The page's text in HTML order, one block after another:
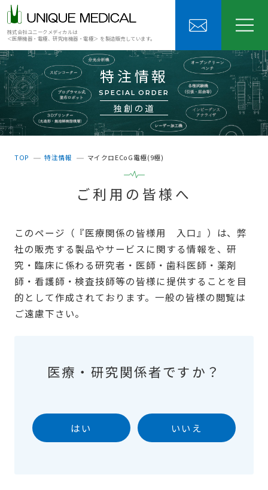
株式会社ユニークメディカルは
＜医療機器・電極、研究用機器・電極＞ を製造販売しています。
特注情報
SPECIAL ORDER
独創の道
TOP 特注情報 マイクロECoG電極(9極)
ご利用の皆様へ
このページ（『医療関係の皆様用 入口』）は、弊
社の販売する製品やサービスに関する情報を、研
究・臨床に係わる研究者・医師・歯科医師・薬剤
師・看護師・検査技師等の皆様に提供することを目
的として作成されております。一般の皆様の閲覧は
ご遠慮下さい。
医療・研究関係者ですか？
はい いいえ